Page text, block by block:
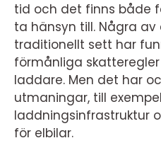
tid och det finns både
ta hänsyn till. Några
traditionellt sett har
förmånliga
laddare. Men det har
utmaningar, till
laddningsinfrastruktur
för elbilar.